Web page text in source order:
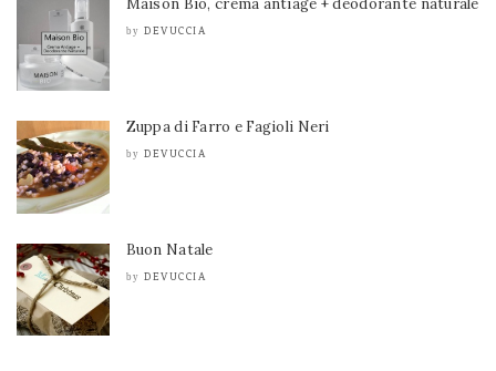
Maison Bio, crema antiage + deodorante naturale
by DEVUCCIA
Zuppa di Farro e Fagioli Neri
by DEVUCCIA
Buon Natale
by DEVUCCIA